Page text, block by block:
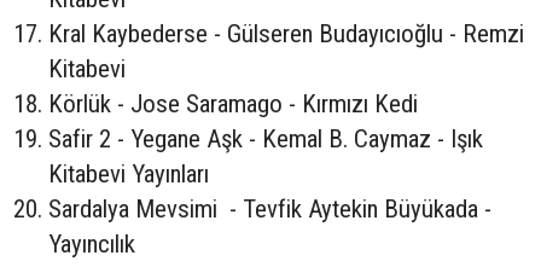
Kral Kaybederse - Gülseren Budayıcıoğlu - Remzi
Kitabevi
Körlük - Jose Saramago - Kırmızı Kedi
Safir 2 - Yegane Aşk - Kemal B. Caymaz - Işık
Kitabevi Yayınları
Sardalya Mevsimi - Tevfik Aytekin Büyükada -
Yayıncılık